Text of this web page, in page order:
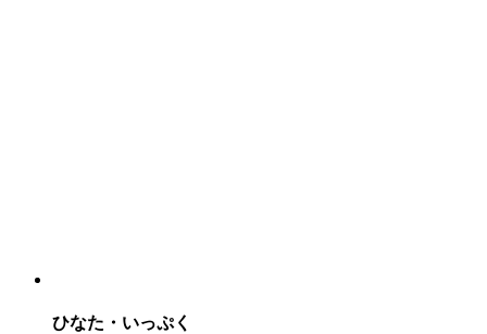
ひなた・いっぷく